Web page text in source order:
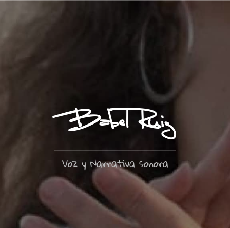
Babel Ruiz
Voz y Narrativa sonora